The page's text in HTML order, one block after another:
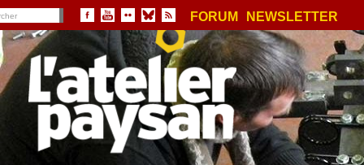
FORUM NEWSLETTER